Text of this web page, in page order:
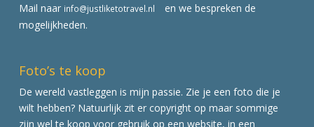
Mail naar info@justliketotravel.nl
en we bespreken de
mogelijkheden.
Foto’s te koop
De wereld vastleggen is mijn passie. Zie je een foto die je
wilt hebben? Natuurlijk zit er copyright op maar sommige
zijn wel te koop voor gebruik op een website, in een